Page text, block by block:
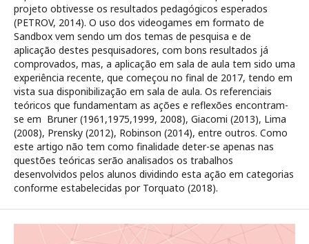
projeto obtivesse os resultados pedagógicos esperados
(PETROV, 2014). O uso dos videogames em formato de
Sandbox vem sendo um dos temas de pesquisa e de
aplicação destes pesquisadores, com bons resultados já
comprovados, mas, a aplicação em sala de aula tem sido uma
experiência recente, que começou no final de 2017, tendo em
vista sua disponibilização em sala de aula. Os referenciais
teóricos que fundamentam as ações e reflexões encontram-
se em Bruner (1961,1975,1999, 2008), Giacomi (2013), Lima
(2008), Prensky (2012), Robinson (2014), entre outros. Como
este artigo não tem como finalidade deter-se apenas nas
questões teóricas serão analisados os trabalhos
desenvolvidos pelos alunos dividindo esta ação em categorias
conforme estabelecidas por Torquato (2018).